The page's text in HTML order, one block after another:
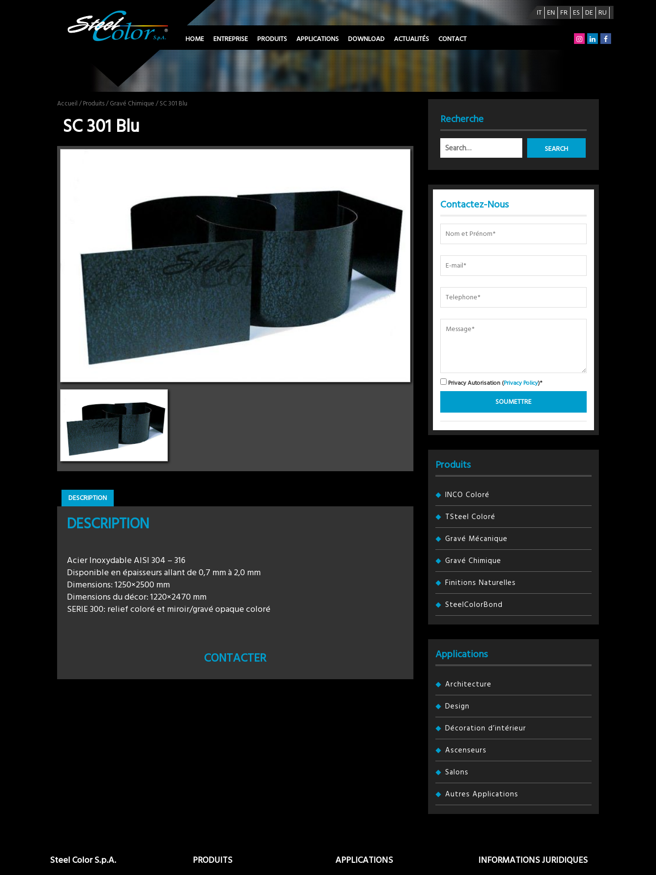
IT EN FR ES DE RU
HOME ENTREPRISE PRODUITS APPLICATIONS DOWNLOAD ACTUALITÉS CONTACT
Accueil /Produits/Gravé Chimique / SC 301 Blu
SC 301 Blu
DESCRIPTION
DESCRIPTION
Acier Inoxydable AISI 304 – 316
Disponible en épaisseurs allant de 0,7 mm à 2,0 mm
Dimensions: 1250×2500 mm
Dimensions du décor: 1220×2470 mm
SERIE 300: relief coloré et miroir/gravé opaque coloré
CONTACTER
Recherche
Contactez-Nous
Privacy Autorisation (Privacy Policy)*
Produits
INCO Coloré
TSteel Coloré
Gravé Mécanique
Gravé Chimique
Finitions Naturelles
SteelColorBond
Applications
Architecture
Design
Décoration d’intérieur
Ascenseurs
Salons
Autres Applications
Steel Color S.p.A. PRODUITS APPLICATIONS INFORMATIONS JURIDIQUES